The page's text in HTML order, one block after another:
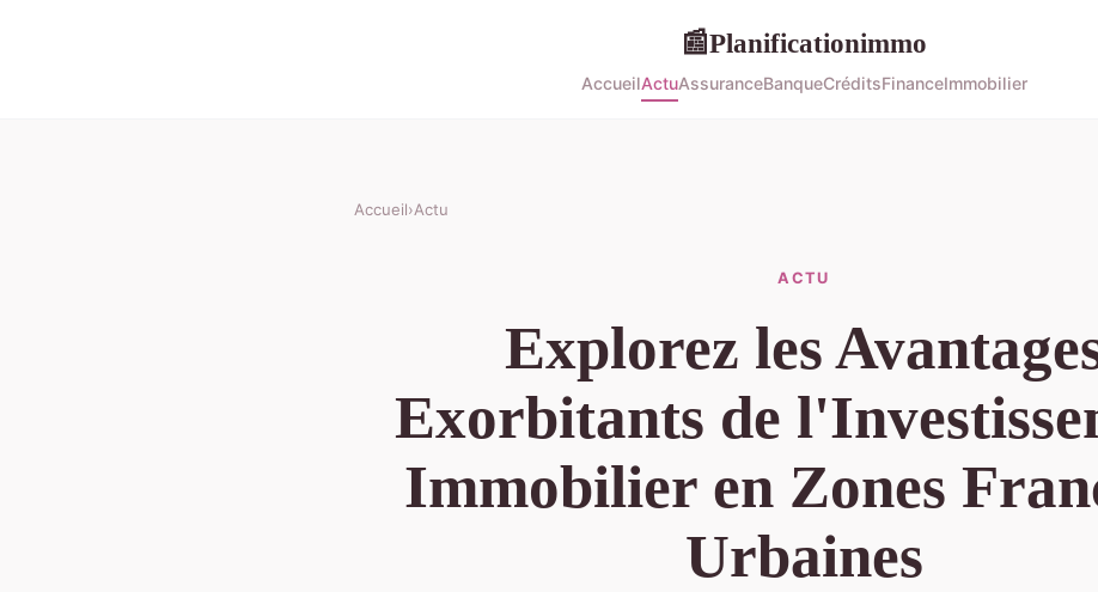
📰Planificationimmo
AccueilActuAssuranceBanqueCréditsFinanceImmobilier
Accueil›Actu
ACTU
Explorez les
Exorbitants de
Immobilier en Zones
Urbaines